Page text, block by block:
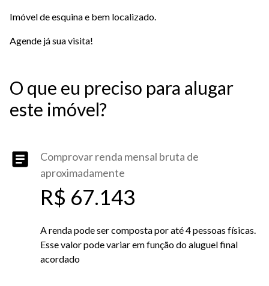
Imóvel de esquina e bem localizado.
Agende já sua visita!
O que eu preciso para alugar
este imóvel?
Comprovar renda mensal bruta de
aproximadamente
R$ 67.143
A renda pode ser composta por até 4 pessoas físicas.
Esse valor pode variar em função do aluguel final
acordado